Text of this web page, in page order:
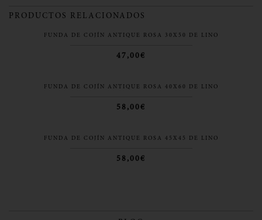
PRODUCTOS RELACIONADOS
FUNDA DE COJÍN ANTIQUE ROSA 30X50 DE LINO
47,00€
FUNDA DE COJÍN ANTIQUE ROSA 40X60 DE LINO
58,00€
FUNDA DE COJÍN ANTIQUE ROSA 45X45 DE LINO
58,00€